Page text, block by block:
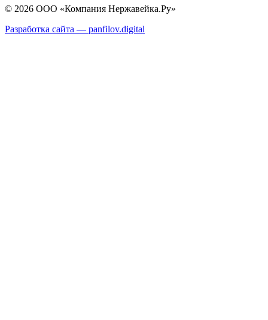
© 2026 ООО «Компания Нержавейка.Ру»
Разработка сайта — panfilov.digital